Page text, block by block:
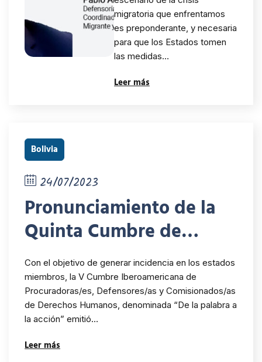
Derechos
Humanos
migratoria que enfrentamos
es preponderante, y necesaria
para que los Estados tomen
las medidas…
Leer más
Bolivia
24/07/2023
Pronunciamiento de la
Quinta Cumbre de
Movilidad Humana
resuelve diez puntos en
defensa de los Derechos
Humanos de Migrantes
Con el objetivo de generar incidencia en los estados
miembros, la V Cumbre Iberoamericana de
Procuradoras/es, Defensores/as y Comisionados/as
de Derechos Humanos, denominada “De la palabra a
la acción” emitió…
Leer más